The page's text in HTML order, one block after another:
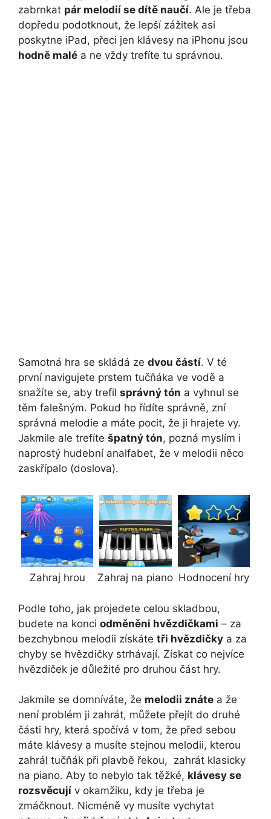
zabrnkat pár melodií se dítě naučí. Ale je třeba
dopředu podotknout, že lepší zážitek asi
poskytne iPad, přeci jen klávesy na iPhonu jsou
hodně malé a ne vždy trefíte tu správnou.
Samotná hra se skládá ze dvou částí. V té
první navigujete prstem tučňáka ve vodě a
snažíte se, aby trefil správný tón a vyhnul se
těm falešným. Pokud ho řídíte správně, zní
správná melodie a máte pocit, že ji hrajete vy.
Jakmile ale trefíte špatný tón, pozná myslím i
naprostý hudební analfabet, že v melodii něco
zaskřípalo (doslova).
Zahraj hrou Zahraj na piano Hodnocení hry
Podle toho, jak projedete celou skladbou,
budete na konci odměněni hvězdičkami – za
bezchybnou melodii získáte tři hvězdičky a za
chyby se hvězdičky strhávají. Získat co nejvíce
hvězdiček je důležité pro druhou část hry.
Jakmile se domníváte, že melodii znáte a že
není problém ji zahrát, můžete přejít do druhé
části hry, která spočívá v tom, že před sebou
máte klávesy a musíte stejnou melodii, kterou
zahrál tučňák při plavbě řekou, zahrát klasicky
na piano. Aby to nebylo tak těžké, klávesy se
rozsvěcují v okamžiku, kdy je třeba je
zmáčknout. Nicméně vy musíte vychytat